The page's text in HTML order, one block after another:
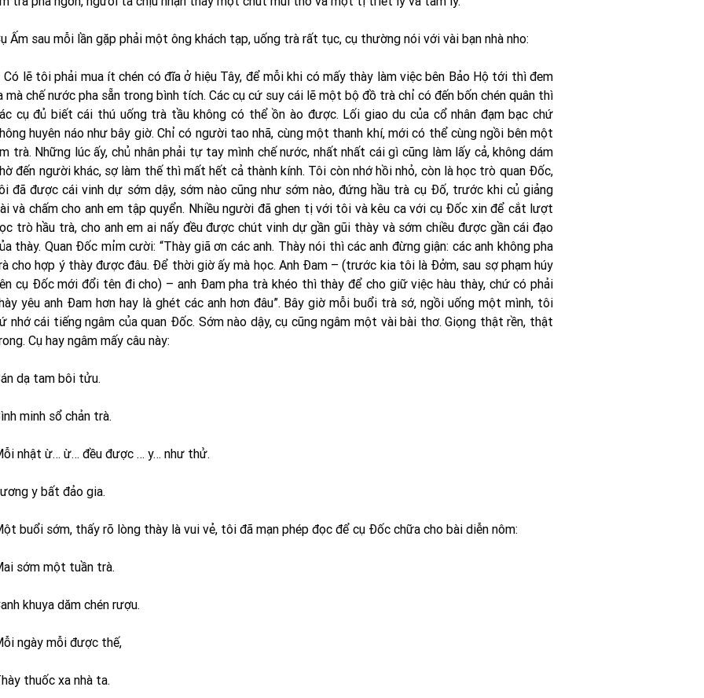
Ấm sau mỗi lần gặp phải một ông khách tạp, uống trà rất tục, cụ thường nói với vài bạn nhà nho:
Có lẽ tôi phải mua ít chén có đĩa ở hiệu Tây, để mỗi khi có mấy thày làm việc bên Bảo Hộ tới thì đem
mà chế nước pha sẵn trong bình tích. Các cụ cứ suy cái lẽ một bộ đồ trà chỉ có đến bốn chén quân thì
cụ đủ biết cái thú uống trà tầu không có thể ồn ào được. Lối giao du của cổ nhân đạm bạc chứ
huyên náo như bây giờ. Chỉ có người tao nhã, cùng một thanh khí, mới có thể cùng ngồi bên một
trà. Những lúc ấy, chủ nhân phải tự tay mình chế nước, nhất nhất cái gì cũng làm lấy cả, không dám
đến người khác, sợ làm thế thì mất hết cả thành kính. Tôi còn nhớ hồi nhỏ, còn là học trò quan Ðốc,
đã được cái vinh dự sớm dậy, sớm nào cũng như sớm nào, đứng hầu trà cụ Ðố, trước khi củ giảng
và chấm cho anh em tập quyển. Nhiều người đã ghen tị với tôi và kêu ca với cụ Ðốc xin để cắt lượt
trò hầu trà, cho anh em ai nấy đều được chút vinh dự gần gũi thày và sớm chiều được gần cái đạo
thày. Quan Ðốc mỉm cười: “Thày giã ơn các anh. Thày nói thì các anh đừng giận: các anh không pha
cho hợp ý thày được đâu. Ðể thời giờ ấy mà học. Anh Ðam – (trước kia tôi là Ðởm, sau sợ phạm húy
cụ Ðốc mới đổi tên đi cho) – anh Ðam pha trà khéo thì thày để cho giữ việc hàu thày, chứ có phải
yêu anh Ðam hơn hay là ghét các anh hơn đâu”. Bây giờ mỗi buổi trà sớ, ngồi uống một mình, tôi
nhớ cái tiếng ngâm của quan Ðốc. Sớm nào dậy, cụ cũng ngâm một vài bài thơ. Giọng thật rền, thật
Cụ hay ngâm mấy câu này:
dạ tam bôi tửu.
minh sổ chản trà.
nhật ừ… ừ… đều được … y… như thử.
y bất đảo gia.
buổi sớm, thấy rõ lòng thày là vui vẻ, tôi đã mạn phép đọc để cụ Ðốc chữa cho bài diễn nôm:
sớm một tuần trà.
khuya dăm chén rượu.
ngày mỗi được thế,
thuốc xa nhà ta.